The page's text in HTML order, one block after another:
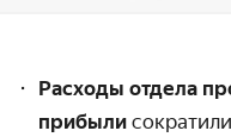
Расходы отдела
прибыли